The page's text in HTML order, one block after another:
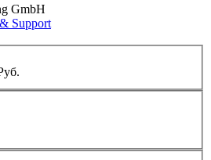
GmbH
Support